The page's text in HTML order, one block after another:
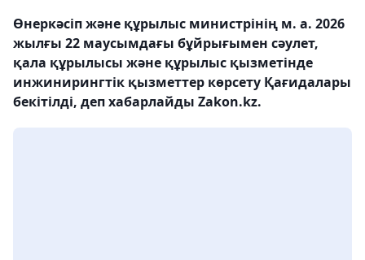
Өнеркәсіп және құрылыс министрінің м. а. 2026
жылғы 22 маусымдағы бұйрығымен сәулет,
қала құрылысы және құрылыс қызметінде
инжинирингтік қызметтер көрсету Қағидалары
бекітілді, деп хабарлайды Zakon.kz.